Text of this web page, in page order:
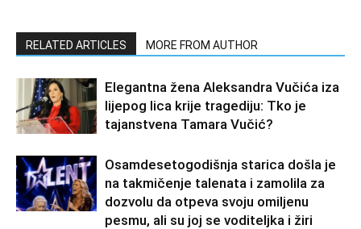
RELATED ARTICLES MORE FROM AUTHOR
Elegantna žena Aleksandra Vučića iza
lijepog lica krije tragediju: Tko je
tajanstvena Tamara Vučić?
Osamdesetogodišnja starica došla je
na takmičenje talenata i zamolila za
dozvolu da otpeva svoju omiljenu
pesmu, ali su joj se voditeljka i žiri